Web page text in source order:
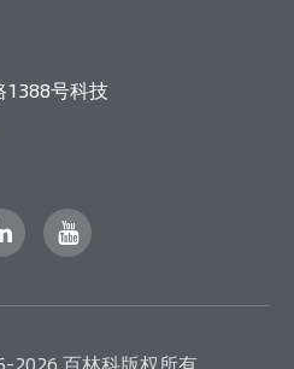
1388号科技